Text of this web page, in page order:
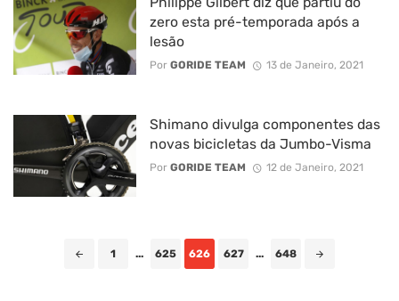
zero esta pré-temporada após a
lesão
Por GORIDE TEAM 13 de Janeiro, 2021
Shimano divulga componentes das
novas bicicletas da Jumbo-Visma
Por GORIDE TEAM 12 de Janeiro, 2021
1 ... 625 626 627 ... 648